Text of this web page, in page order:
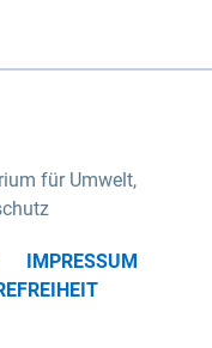
für Umwelt,
IMPRESSUM